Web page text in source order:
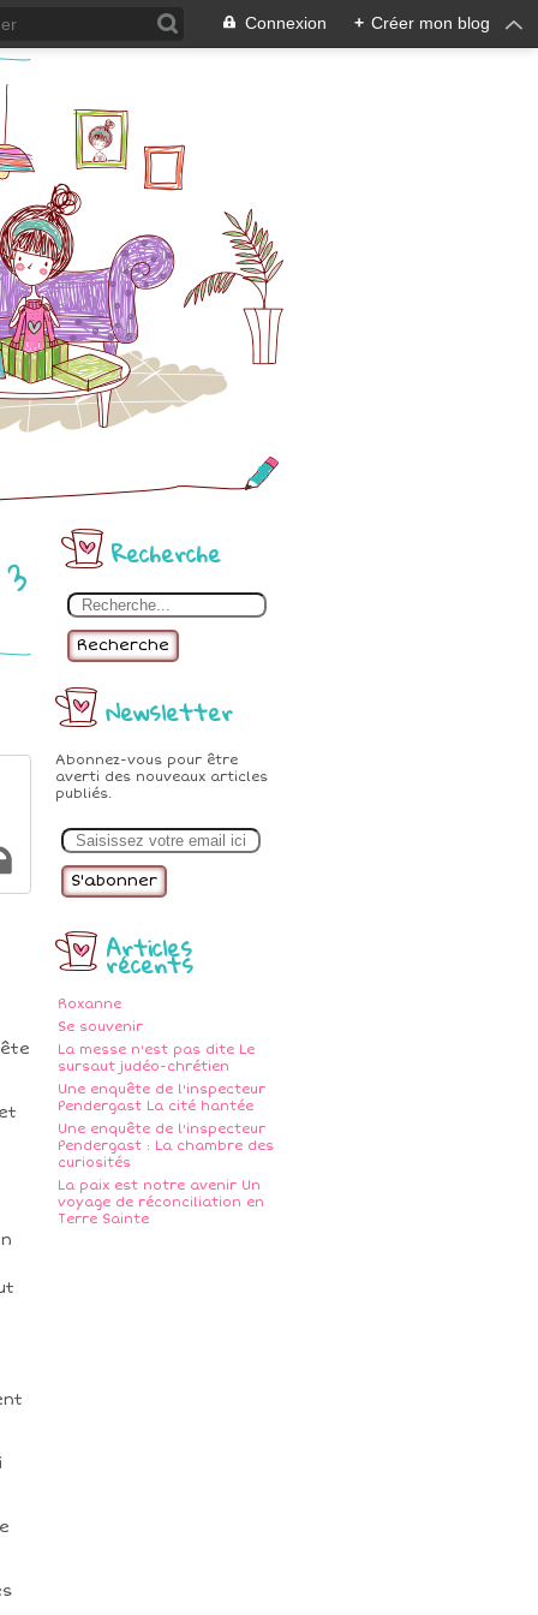
Connexion + Créer mon blog
Recherche
Recherche
Newsletter
Abonnez-vous pour être
averti des nouveaux articles
publiés.
m
Articles
récents
Roxanne
Se souvenir
La messe n'est pas dite Le
sursaut judéo-chrétien
Une enquête de l'inspecteur
Pendergast La cité hantée
Une enquête de l'inspecteur
Pendergast : La chambre des
curiosités
La paix est notre avenir Un
voyage de réconciliation en
Terre Sainte